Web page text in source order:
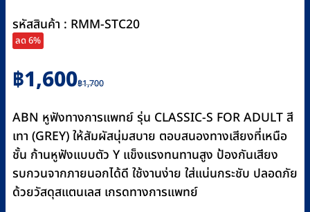
รหัสสินค้า : RMM-STC20
ลด 6%
฿1,700
Original
price
was:
฿1,700.
฿1,600
Current
price
is:
฿1,600.
ABN หูฟังทางการแพทย์ รุ่น CLASSIC-S FOR ADULT สี
เทา (GREY) ให้สัมผัสนุ่มสบาย ตอบสนองทางเสียงที่เหนือ
ชั้น ก้านหูฟังแบบตัว Y แข็งแรงทนทานสูง ป้องกันเสียง
รบกวนจากภายนอกได้ดี ใช้งานง่าย ใส่แน่นกระชับ ปลอดภัย
ด้วยวัสดุสแตนเลส เกรดทางการแพทย์